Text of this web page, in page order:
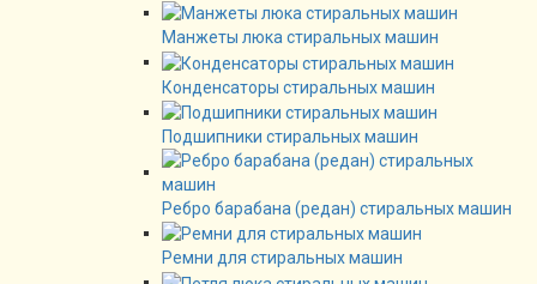
Манжеты люка стиральных машин
Конденсаторы стиральных машин
Подшипники стиральных машин
Ребро барабана (редан) стиральных машин
Ремни для стиральных машин